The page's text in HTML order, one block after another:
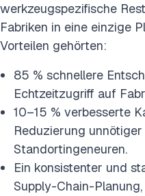
werkzeugspezifische
Fabriken in eine einzige
Vorteilen gehörten:
85 % schnellere
Echtzeitzugriff auf
10–15 % verbesserte
Reduzierung
Standortingeneuren.
Ein konsistenter und
Supply-Chain-